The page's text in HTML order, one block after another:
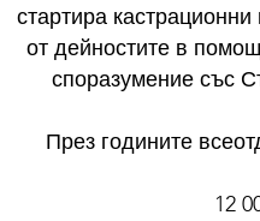
стартира
от дейностите в
споразумение със
През годините
12